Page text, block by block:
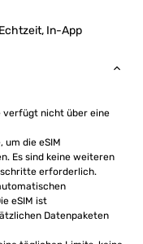
In-App
verfügt nicht über eine
um die eSIM
Es sind keine weiteren
erforderlich.
eSIM ist
Datenpaketen